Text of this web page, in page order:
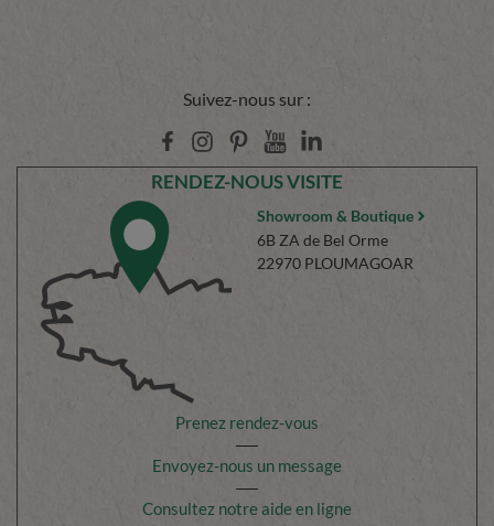
Suivez-nous sur :
RENDEZ-NOUS VISITE
Showroom & Boutique
6B ZA de Bel Orme
22970 PLOUMAGOAR
Prenez rendez-vous
Envoyez-nous un message
Consultez notre aide en ligne